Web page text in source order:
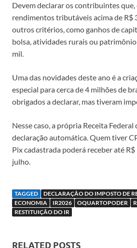
Devem declarar os contribuintes
rendimentos tributáveis acima de R$
outros critérios, como ganhos de
bolsa, atividades rurais ou
mil.
Uma das novidades deste ano é a
especial para cerca de 4 milhões de
obrigados a declarar, mas tiveram
Nesse caso, a própria Receita
declaração automática. Quem tiver
Pix cadastrada poderá receber até
julho.
TAGGED
DECLARAÇÃO DO IMPOSTO DE
ECONOMIA
IR2026 OQUARTOPODER
RESTITUIÇÃO DO IR
RELATED POSTS